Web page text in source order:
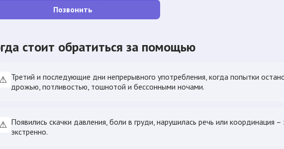
Позвонить
стоит обратиться за помощью
⚠ Третий и последующие дни непрерывного употребления, когда попытки
дрожью, потливостью, тошнотой и бессонными ночами.
⚠ Появились скачки давления, боли в груди, нарушилась речь или координация
экстренно.